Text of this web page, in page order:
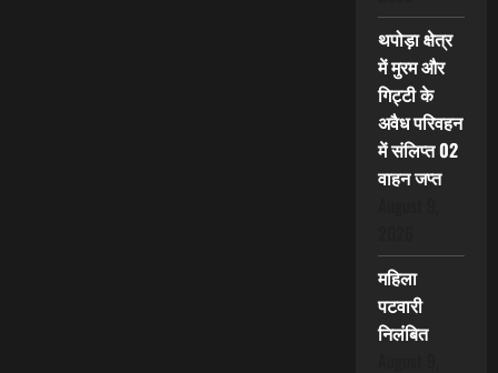
थपोड़ा क्षेत्र
में मुरम और
गिट्टी के
अवैध परिवहन
में संलिप्त 02
वाहन जप्त
महिला
पटवारी
निलंबित